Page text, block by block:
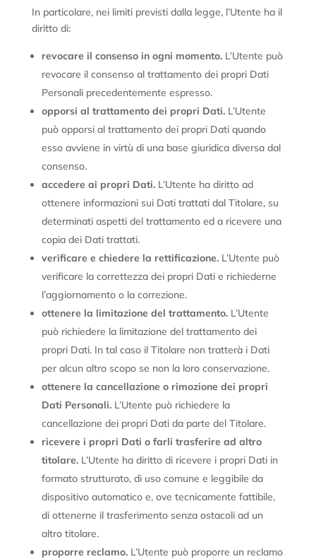
In particolare, nei limiti previsti dalla legge, l’Utente ha il
diritto di:
revocare il consenso in ogni momento.L’Utente può
revocare il consenso al trattamento dei propri Dati
Personali precedentemente espresso.
opporsi al trattamento dei propri Dati.L’Utente
può opporsi al trattamento dei propri Dati quando
esso avviene in virtù di una base giuridica diversa dal
consenso.
accedere ai propri Dati.L’Utente ha diritto ad
ottenere informazioni sui Dati trattati dal Titolare, su
determinati aspetti del trattamento ed a ricevere una
copia dei Dati trattati.
verificare e chiedere la rettificazione.L’Utente può
verificare la correttezza dei propri Dati e richiederne
l’aggiornamento o la correzione.
ottenere la limitazione del trattamento.L’Utente
può richiedere la limitazione del trattamento dei
propri Dati. In tal caso il Titolare non tratterà i Dati
per alcun altro scopo se non la loro conservazione.
ottenere la cancellazione o rimozione dei propri
Dati Personali.L’Utente può richiedere la
cancellazione dei propri Dati da parte del Titolare.
ricevere i propri Dati o farli trasferire ad altro
titolare.L’Utente ha diritto di ricevere i propri Dati in
formato strutturato, di uso comune e leggibile da
dispositivo automatico e, ove tecnicamente fattibile,
di ottenerne il trasferimento senza ostacoli ad un
altro titolare.
proporre reclamo.L’Utente può proporre un reclamo